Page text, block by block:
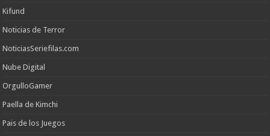
Kifund
Noticias de Terror
NoticiasSeriefilas.com
Nube Digital
OrgulloGamer
Paella de Kimchi
Pais de los Juegos